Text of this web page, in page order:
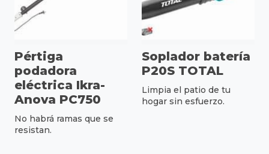
Pértiga
podadora
eléctrica Ikra-
Anova PC750
No habrá ramas que se
resistan.
Soplador batería
P20S TOTAL
Limpia el patio de tu
hogar sin esfuerzo.